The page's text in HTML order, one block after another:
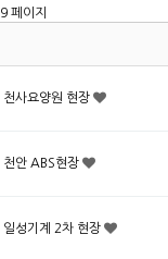
9 페이지
천사요양원 현장
천안 ABS현장
일성기계 2차 현장